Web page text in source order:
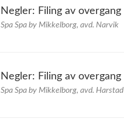
Negler: Filing av overgang
Spa Spa by Mikkelborg, avd. Narvik
Negler: Filing av overgang
Spa Spa by Mikkelborg, avd. Harstad